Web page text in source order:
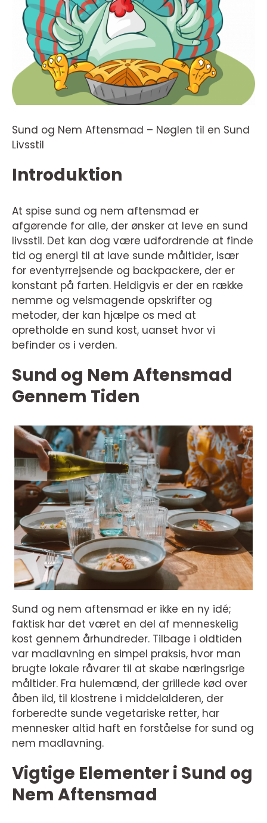
Sund og Nem Aftensmad – Nøglen til en Sund
Livsstil
Introduktion
At spise sund og nem aftensmad er
afgørende for alle, der ønsker at leve en sund
livsstil. Det kan dog være udfordrende at finde
tid og energi til at lave sunde måltider, især
for eventyrrejsende og backpackere, der er
konstant på farten. Heldigvis er der en række
nemme og velsmagende opskrifter og
metoder, der kan hjælpe os med at
opretholde en sund kost, uanset hvor vi
befinder os i verden.
Sund og Nem Aftensmad
Gennem Tiden
Sund og nem aftensmad er ikke en ny idé;
faktisk har det været en del af menneskelig
kost gennem århundreder. Tilbage i oldtiden
var madlavning en simpel praksis, hvor man
brugte lokale råvarer til at skabe næringsrige
måltider. Fra hulemænd, der grillede kød over
åben ild, til klostrene i middelalderen, der
forberedte sunde vegetariske retter, har
mennesker altid haft en forståelse for sund og
nem madlavning.
Vigtige Elementer i Sund og
Nem Aftensmad